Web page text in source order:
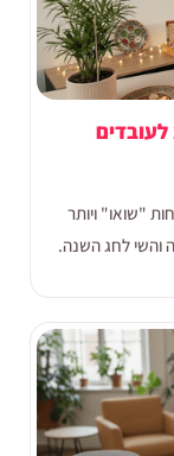
טרנדים מובילים במתנות פסח 2026 לעובדים
"שואו" ויותר